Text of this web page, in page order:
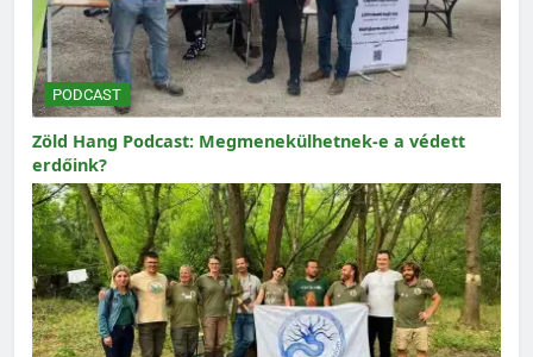
PODCAST
Zöld Hang Podcast: Megmenekülhetnek-e a védett
erdőink?